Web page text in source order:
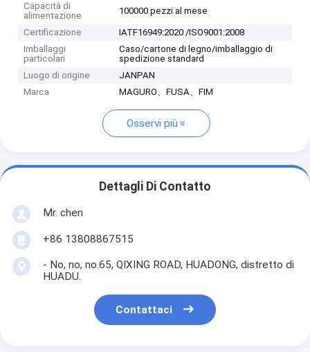
Capacità di
alimentazione
100000 pezzi al mese
Certificazione
IATF16949:2020 /ISO9001:2008
Imballaggi
particolari
Caso/cartone di legno/imballaggio di
spedizione standard
Luogo di origine
JANPAN
Marca
MAGURO、FUSA、FIM
Osservi più
Dettagli Di Contatto
Mr. chen
+86 13808867515
- No, no, no.65, QIXING ROAD, HUADONG, distretto di
HUADU.
Contattaci